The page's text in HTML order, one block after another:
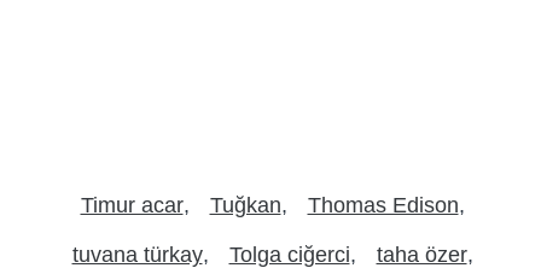
Timur acar Tuğkan Thomas Edison
tuvana türkay Tolga ciğerci taha özer